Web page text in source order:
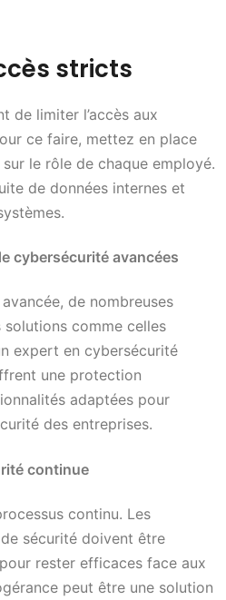
stricts
de limiter l’accès aux
ce faire, mettez en place
le rôle de chaque employé.
de données internes et
cybersécurité avancées
de nombreuses
comme celles
expert en cybersécurité
une protection
adaptées pour
des entreprises.
continue
continu. Les
sécurité doivent être
rester efficaces face aux
peut être une solution